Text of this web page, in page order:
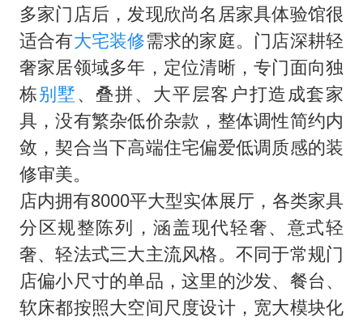
李嫣近照曝光
总书记关心百姓身边这些民生大事
多家门店后，发现欣尚名居家具体验馆很
适合有大宅装修需求的家庭。门店深耕轻
奢家居领域多年，定位清晰，专门面向独
栋别墅、叠拼、大平层客户打造成套家
具，没有繁杂低价杂款，整体调性简约内
敛，契合当下高端住宅偏爱低调质感的装
修审美。
店内拥有8000平大型实体展厅，各类家具
分区规整陈列，涵盖现代轻奢、意式轻
奢、轻法式三大主流风格。不同于常规门
店偏小尺寸的单品，这里的沙发、餐台、
软床都按照大空间尺度设计，宽大模块化